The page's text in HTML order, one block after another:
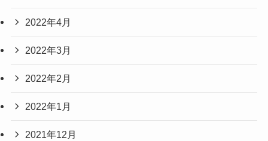
2022年4月
2022年3月
2022年2月
2022年1月
2021年12月